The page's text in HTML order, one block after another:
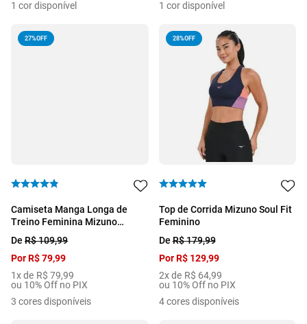
1 cor disponível
1 cor disponível
27%OFF
Camiseta Manga Longa de
Treino Feminina Mizuno
Energy
De R$109,99
PorR$79,99
1x de R$ 79,99
ou 10% Off no PIX
3 cores disponíveis
28%OFF
Top de Corrida Mizuno Soul Fit
Feminino
DeR$179,99
PorR$ 129,99
2x de R$ 64,99
ou 10% Off no PIX
4 cores disponíveis